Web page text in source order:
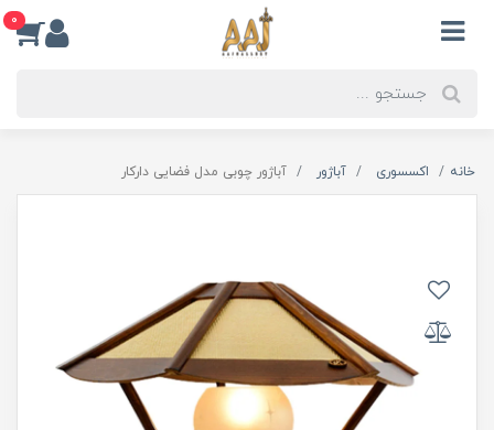
0
خانه اکسسوری آباژور آباژور چوبی مدل فضایی دارکار